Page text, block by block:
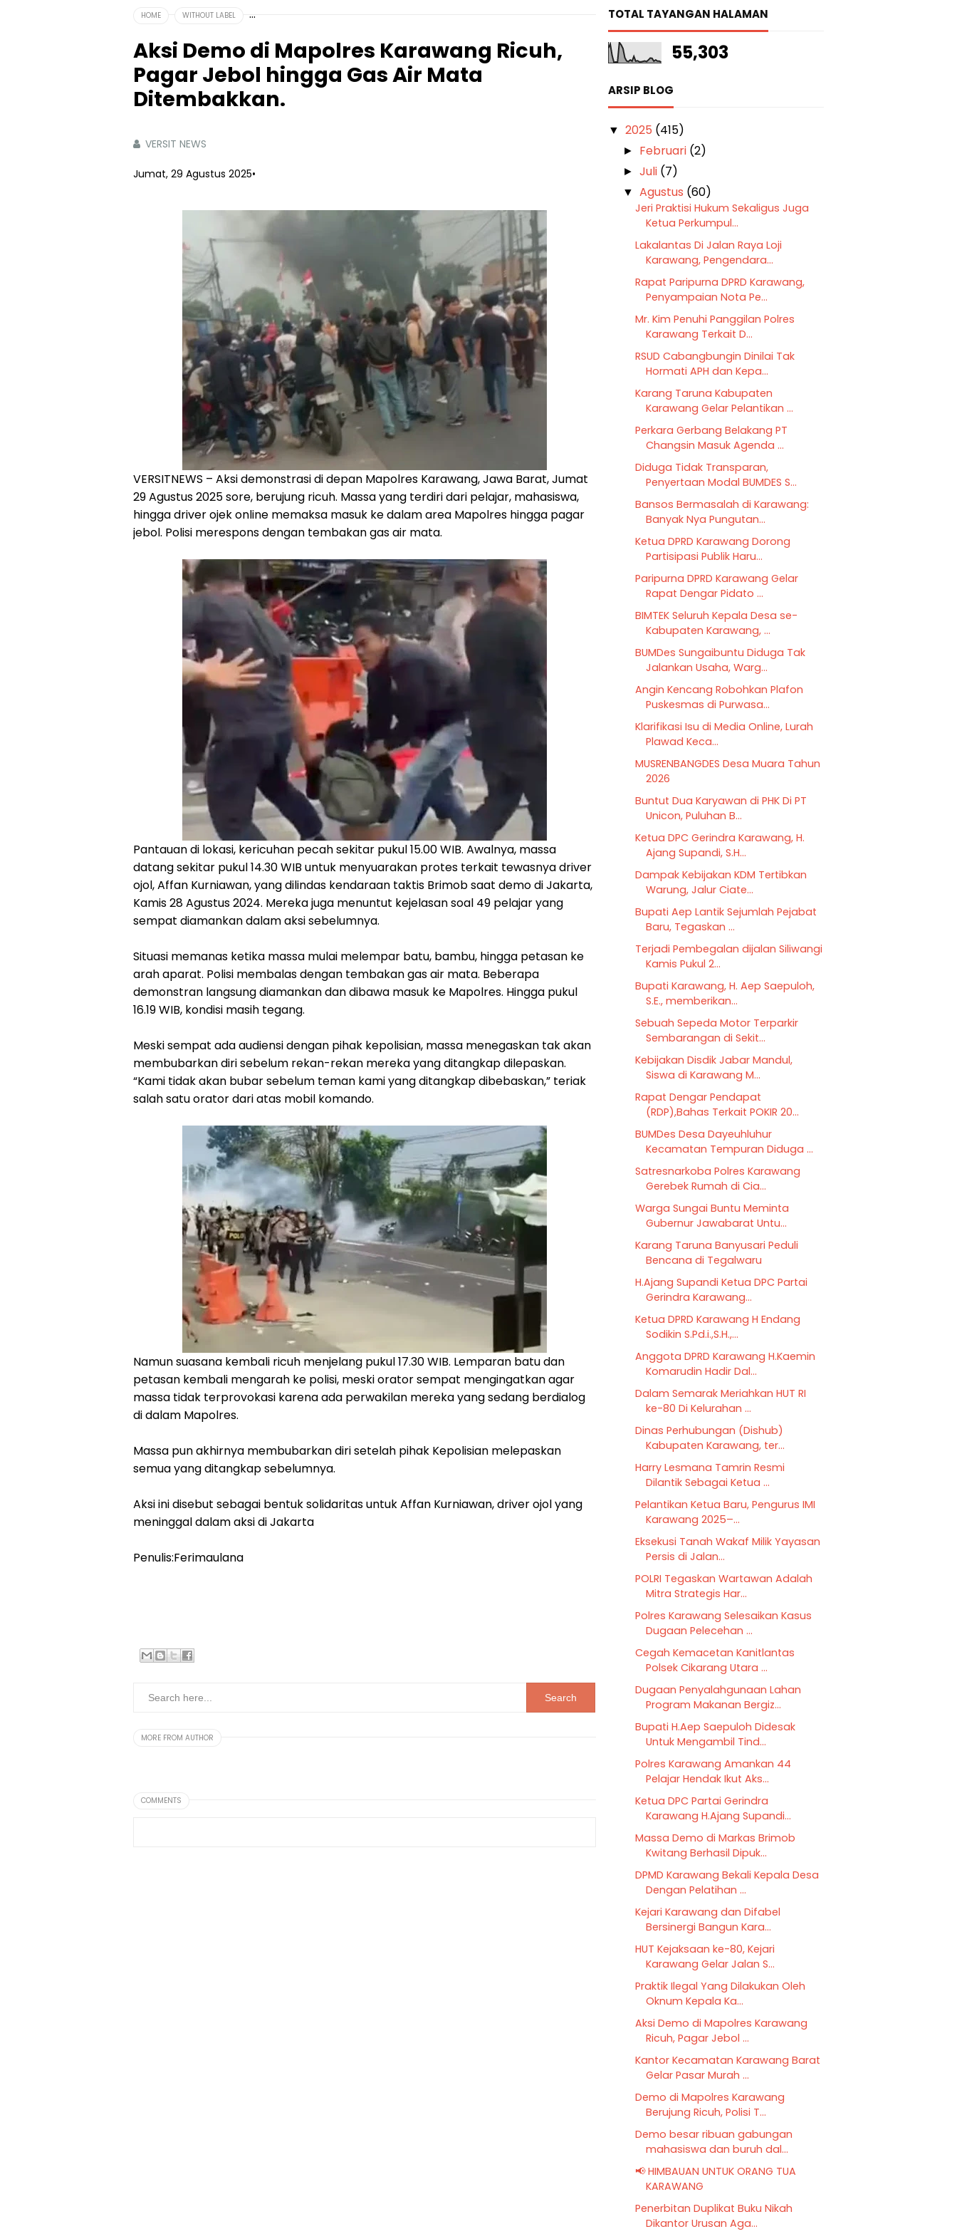
HOME WITHOUT LABEL
Aksi Demo di Mapolres Karawang Ricuh,
Pagar Jebol hingga Gas Air Mata
Ditembakkan.
VERSIT NEWS
Jumat, 29 Agustus 2025•
VERSITNEWS – Aksi demonstrasi di depan Mapolres Karawang, Jawa Barat, Jumat
29 Agustus 2025 sore, berujung ricuh. Massa yang terdiri dari pelajar, mahasiswa,
hingga driver ojek online memaksa masuk ke dalam area Mapolres hingga pagar
jebol. Polisi merespons dengan tembakan gas air mata.
Pantauan di lokasi, kericuhan pecah sekitar pukul 15.00 WIB. Awalnya, massa
datang sekitar pukul 14.30 WIB untuk menyuarakan protes terkait tewasnya driver
ojol, Affan Kurniawan, yang dilindas kendaraan taktis Brimob saat demo di Jakarta,
Kamis 28 Agustus 2024. Mereka juga menuntut kejelasan soal 49 pelajar yang
sempat diamankan dalam aksi sebelumnya.
Situasi memanas ketika massa mulai melempar batu, bambu, hingga petasan ke
arah aparat. Polisi membalas dengan tembakan gas air mata. Beberapa
demonstran langsung diamankan dan dibawa masuk ke Mapolres. Hingga pukul
16.19 WIB, kondisi masih tegang.
Meski sempat ada audiensi dengan pihak kepolisian, massa menegaskan tak akan
membubarkan diri sebelum rekan-rekan mereka yang ditangkap dilepaskan.
“Kami tidak akan bubar sebelum teman kami yang ditangkap dibebaskan,” teriak
salah satu orator dari atas mobil komando.
Namun suasana kembali ricuh menjelang pukul 17.30 WIB. Lemparan batu dan
petasan kembali mengarah ke polisi, meski orator sempat mengingatkan agar
massa tidak terprovokasi karena ada perwakilan mereka yang sedang berdialog
di dalam Mapolres.
Massa pun akhirnya membubarkan diri setelah pihak Kepolisian melepaskan
semua yang ditangkap sebelumnya.
Aksi ini disebut sebagai bentuk solidaritas untuk Affan Kurniawan, driver ojol yang
meninggal dalam aksi di Jakarta
Penulis:Ferimaulana
MORE FROM AUTHOR
COMMENTS
TOTAL TAYANGAN HALAMAN
55,303
ARSIP BLOG
▼2025 (415)
► Februari (2)
► Juli (7)
▼ Agustus (60)
Jeri Praktisi Hukum Sekaligus Juga
Ketua Perkumpul...
Lakalantas Di Jalan Raya Loji
Karawang, Pengendara...
Rapat Paripurna DPRD Karawang,
Penyampaian Nota Pe...
Mr. Kim Penuhi Panggilan Polres
Karawang Terkait D...
RSUD Cabangbungin Dinilai Tak
Hormati APH dan Kepa...
Karang Taruna Kabupaten
Karawang Gelar Pelantikan ...
Perkara Gerbang Belakang PT
Changsin Masuk Agenda ...
Diduga Tidak Transparan,
Penyertaan Modal BUMDES S...
Bansos Bermasalah di Karawang:
Banyak Nya Pungutan...
Ketua DPRD Karawang Dorong
Partisipasi Publik Haru...
Paripurna DPRD Karawang Gelar
Rapat Dengar Pidato ...
BIMTEK Seluruh Kepala Desa se-
Kabupaten Karawang, ...
BUMDes Sungaibuntu Diduga Tak
Jalankan Usaha, Warg...
Angin Kencang Robohkan Plafon
Puskesmas di Purwasa...
Klarifikasi Isu di Media Online, Lurah
Plawad Keca...
MUSRENBANGDES Desa Muara Tahun
2026
Buntut Dua Karyawan di PHK Di PT
Unicon, Puluhan B...
Ketua DPC Gerindra Karawang, H.
Ajang Supandi, S.H...
Dampak Kebijakan KDM Tertibkan
Warung, Jalur Ciate...
Bupati Aep Lantik Sejumlah Pejabat
Baru, Tegaskan ...
Terjadi Pembegalan dijalan Siliwangi
Kamis Pukul 2...
Bupati Karawang, H. Aep Saepuloh,
S.E., memberikan...
Sebuah Sepeda Motor Terparkir
Sembarangan di Sekit...
Kebijakan Disdik Jabar Mandul,
Siswa di Karawang M...
Rapat Dengar Pendapat
(RDP),Bahas Terkait POKIR 20...
BUMDes Desa Dayeuhluhur
Kecamatan Tempuran Diduga ...
Satresnarkoba Polres Karawang
Gerebek Rumah di Cia...
Warga Sungai Buntu Meminta
Gubernur Jawabarat Untu...
Karang Taruna Banyusari Peduli
Bencana di Tegalwaru
H.Ajang Supandi Ketua DPC Partai
Gerindra Karawang...
Ketua DPRD Karawang H Endang
Sodikin S.Pd.i.,S.H.,...
Anggota DPRD Karawang H.Kaemin
Komarudin Hadir Dal...
Dalam Semarak Meriahkan HUT RI
ke-80 Di Kelurahan ...
Dinas Perhubungan (Dishub)
Kabupaten Karawang, ter...
Harry Lesmana Tamrin Resmi
Dilantik Sebagai Ketua ...
Pelantikan Ketua Baru, Pengurus IMI
Karawang 2025–...
Eksekusi Tanah Wakaf Milik Yayasan
Persis di Jalan...
POLRI Tegaskan Wartawan Adalah
Mitra Strategis Har...
Polres Karawang Selesaikan Kasus
Dugaan Pelecehan ...
Cegah Kemacetan Kanitlantas
Polsek Cikarang Utara ...
Dugaan Penyalahgunaan Lahan
Program Makanan Bergiz...
Bupati H.Aep Saepuloh Didesak
Untuk Mengambil Tind...
Polres Karawang Amankan 44
Pelajar Hendak Ikut Aks...
Ketua DPC Partai Gerindra
Karawang H.Ajang Supandi...
Massa Demo di Markas Brimob
Kwitang Berhasil Dipuk...
DPMD Karawang Bekali Kepala Desa
Dengan Pelatihan ...
Kejari Karawang dan Difabel
Bersinergi Bangun Kara...
HUT Kejaksaan ke-80, Kejari
Karawang Gelar Jalan S...
Praktik Ilegal Yang Dilakukan Oleh
Oknum Kepala Ka...
Aksi Demo di Mapolres Karawang
Ricuh, Pagar Jebol ...
Kantor Kecamatan Karawang Barat
Gelar Pasar Murah ...
Demo di Mapolres Karawang
Berujung Ricuh, Polisi T...
Demo besar ribuan gabungan
mahasiswa dan buruh dal...
📢 HIMBAUAN UNTUK ORANG TUA
KARAWANG
Penerbitan Duplikat Buku Nikah
Dikantor Urusan Aga...